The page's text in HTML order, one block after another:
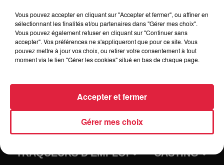
RADIO INFOS
TRAQUEURS D'EMPLOI CASTING
Vous pouvez accepter en cliquant sur "Accepter et fermer", ou affiner en
sélectionnant les finalités et/ou partenaires dans "Gérer mes choix".
Vous pouvez également refuser en cliquant sur "Continuer sans
accepter". Vos préférences ne s'appliqueront que pour ce site. Vous
pouvez mettre à jour vos choix, ou retirer votre consentement à tout
moment via le lien "Gérer les cookies" situé en bas de chaque page.
Gérer mes choix
Accepter et fermer